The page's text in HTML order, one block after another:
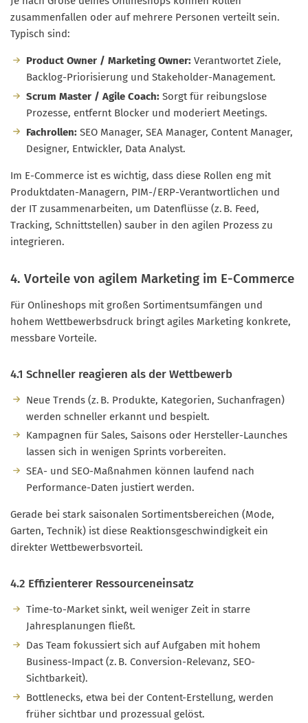
zusammenfallen oder auf mehrere Personen verteilt sein.
Typisch sind:
Product Owner / Marketing Owner: Verantwortet Ziele,
Backlog-Priorisierung und Stakeholder-Management.
Scrum Master / Agile Coach: Sorgt für reibungslose
Prozesse, entfernt Blocker und moderiert Meetings.
Fachrollen: SEO Manager, SEA Manager, Content Manager,
Designer, Entwickler, Data Analyst.
Im E-Commerce ist es wichtig, dass diese Rollen eng mit
Produktdaten-Managern, PIM-/ERP-Verantwortlichen und
der IT zusammenarbeiten, um Datenflüsse (z. B. Feed,
Tracking, Schnittstellen) sauber in den agilen Prozess zu
integrieren.
4. Vorteile von agilem Marketing im E-Commerce
Für Onlineshops mit großen Sortimentsumfängen und
hohem Wettbewerbsdruck bringt agiles Marketing konkrete,
messbare Vorteile.
4.1 Schneller reagieren als der Wettbewerb
Neue Trends (z. B. Produkte, Kategorien, Suchanfragen)
werden schneller erkannt und bespielt.
Kampagnen für Sales, Saisons oder Hersteller-Launches
lassen sich in wenigen Sprints vorbereiten.
SEA- und SEO-Maßnahmen können laufend nach
Performance-Daten justiert werden.
Gerade bei stark saisonalen Sortimentsbereichen (Mode,
Garten, Technik) ist diese Reaktionsgeschwindigkeit ein
direkter Wettbewerbsvorteil.
4.2 Effizienterer Ressourceneinsatz
Time-to-Market sinkt, weil weniger Zeit in starre
Jahresplanungen fließt.
Das Team fokussiert sich auf Aufgaben mit hohem
Business-Impact (z. B. Conversion-Relevanz, SEO-
Sichtbarkeit).
Bottlenecks, etwa bei der Content-Erstellung, werden
früher sichtbar und prozessual gelöst.